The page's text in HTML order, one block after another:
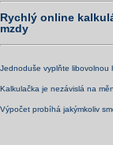
Rychlý online
mzdy
Jednoduše vyplňte
Kalkulačka je nezávislá na
Výpočet probíhá jakýmkoliv